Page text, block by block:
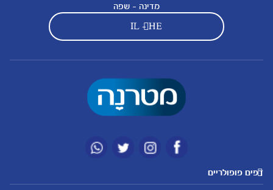
מדינה - שפה
IL - HE
דפים פופולריים
מטרנה לשירותכם
מועדון מטרנה